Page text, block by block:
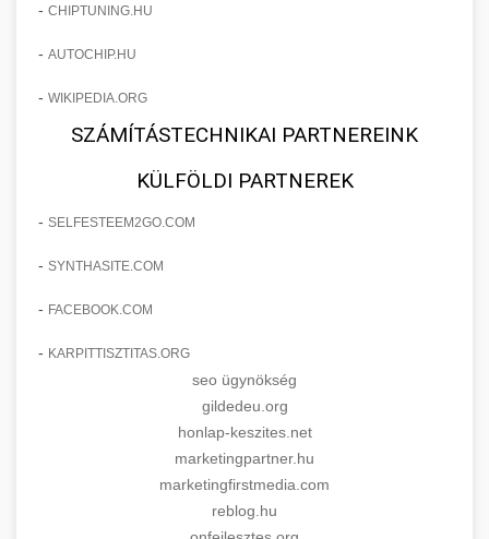
- CHIPTUNING.HU
- AUTOCHIP.HU
- WIKIPEDIA.ORG
SZÁMÍTÁSTECHNIKAI PARTNEREINK
KÜLFÖLDI PARTNEREK
- SELFESTEEM2GO.COM
- SYNTHASITE.COM
- FACEBOOK.COM
- KARPITTISZTITAS.ORG
seo ügynökség
gildedeu.org
honlap-keszites.net
marketingpartner.hu
marketingfirstmedia.com
reblog.hu